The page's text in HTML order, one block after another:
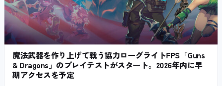
魔法武器を作り上げて戦う協力ローグライトFPS「Guns
& Dragons」のプレイテストがスタート。2026年内に早
期アクセスを予定